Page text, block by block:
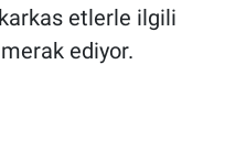
etlerle ilgili
merak ediyor.